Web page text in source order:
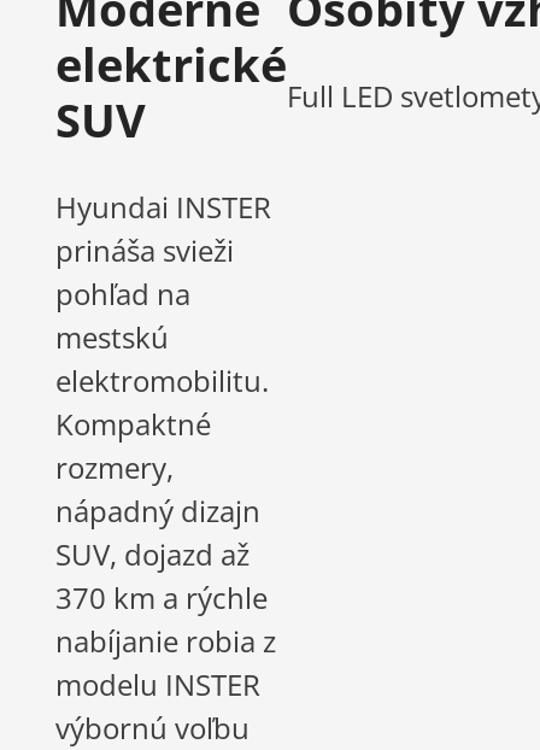
elektrické
SUV
Hyundai INSTER
prináša svieži
pohľad na
mestskú
elektromobilitu.
Kompaktné
rozmery,
nápadný dizajn
SUV, dojazd až
370 km a rýchle
nabíjanie robia z
modelu INSTER
výbornú voľbu
Full LED